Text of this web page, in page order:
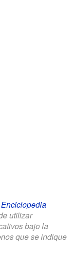
Enciclopedia
utilizar
bajo la
que se indique